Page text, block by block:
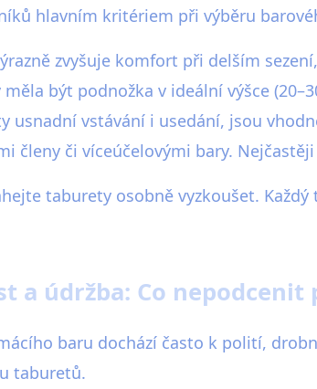
hlavním kritériem při výběru
zvyšuje komfort při delším
měla být podnožka v ideální výšce
usnadní vstávání i usedání, jsou
členy či víceúčelovými bary.
taburety osobně vyzkoušet.
a údržba: Co
baru dochází často k polití,
taburetů.